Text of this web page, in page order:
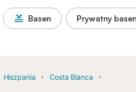
Basen Prywatny
Hiszpania
Costa Blanca